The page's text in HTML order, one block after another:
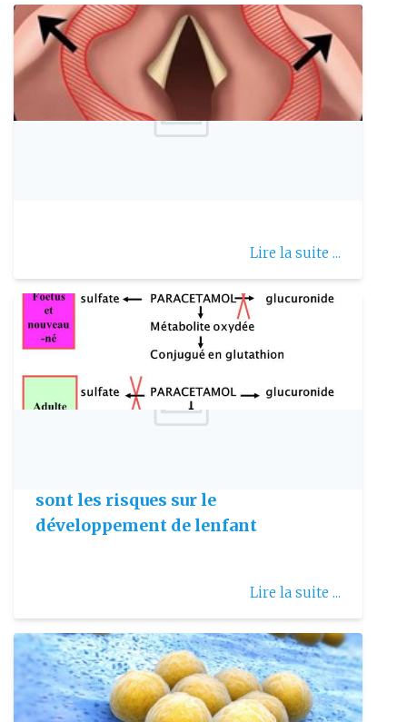
Lire la suite ...
sont les risques sur le
développement de lenfant
Lire la suite ...